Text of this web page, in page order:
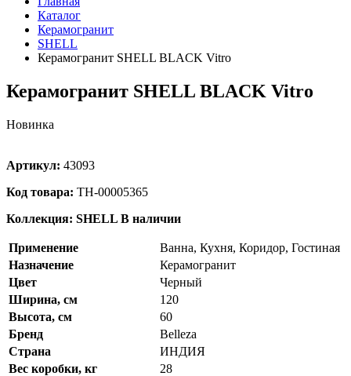
Каталог
Керамогранит
SHELL
Керамогранит SHELL BLACK Vitro
Керамогранит SHELL BLACK Vitro
Новинка
Артикул: 43093
Код товара: ТН-00005365
Коллекция: SHELL В наличии
Применение
Ванна, Кухня, Коридор, Гостиная
Назначение
Керамогранит
Цвет
Черный
Ширина, см
120
Высота, см
60
Бренд
Belleza
Страна
ИНДИЯ
Вес коробки, кг
28